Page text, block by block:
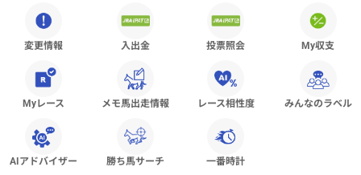
変更情報 入出金 投票照会 My収支
Myレース メモ馬出走情報 レース相性度 みんなのラベル
AIアドバイザー 勝ち馬サーチ 一番時計